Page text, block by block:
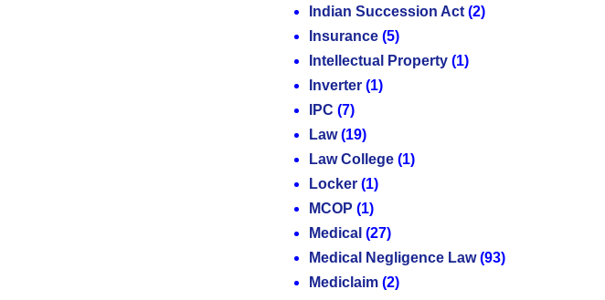
Indian Succession Act (2)
Insurance (5)
Intellectual Property (1)
Inverter (1)
IPC (7)
Law (19)
Law College (1)
Locker (1)
MCOP (1)
Medical (27)
Medical Negligence Law (93)
Mediclaim (2)